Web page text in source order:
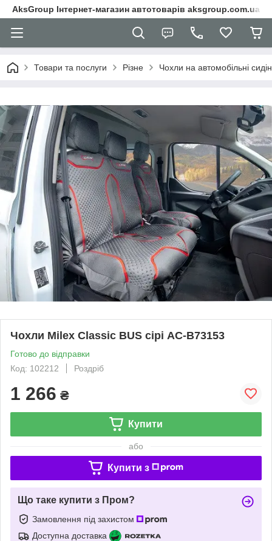
AksGroup Інтернет-магазин автотоварів aksgroup.com.ua
Товари та послуги Різне Чохли на автомобільні
Чохли Milex Classic BUS сірі AC-B73153
Готово до відправки
Код: 102212
Роздріб
1 266 ₴
Купити
або
Купити з
Що таке купити з Пром?
Замовлення під захистом
Доступна доставка